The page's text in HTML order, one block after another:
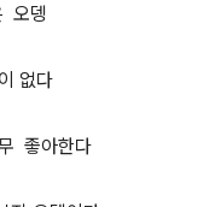
오뎅
없다
좋아한다